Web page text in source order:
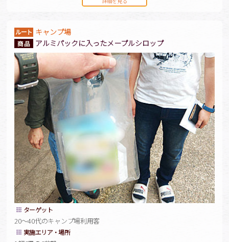
キャンプ場
アルミパックに入ったメープルシロップ
ターゲット
20～40代のキャンプ場利用客
実施エリア・場所